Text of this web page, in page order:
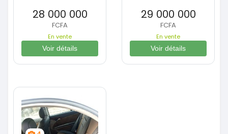
28 000 000
FCFA
En vente
Voir détails
29 000 000
FCFA
En vente
Voir détails